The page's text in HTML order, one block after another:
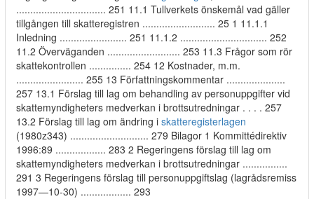
................................ 251 11.1 Tullverkets önskemål vad gäller
tillgången till skatteregistren .......................... 25 1 11.1.1
Inledning ........................ 251 11.1.2 ............................... 252
11.2 Överväganden .......................... 253 11.3 Frågor som rör
skattekontrollen ............... 254 12 Kostnader, m.m.
........................ 255 13 Författningskommentar .....................
257 13.1 Förslag till lag om behandling av personuppgifter vid
skattemyndigheters medverkan i brottsutredningar . . . . 257
13.2 Förslag till lag om ändring i skatteregisterlagen
(1980z343) ............................ 279 Bilagor 1 Kommittédirektiv
1996:89 .................. 283 2 Regeringens förslag till lag om
skattemyndigheters medverkan i brottsutredningar ................
291 3 Regeringens förslag till personuppgiftslag (lagrådsremiss
1997—10-30) .................. 293